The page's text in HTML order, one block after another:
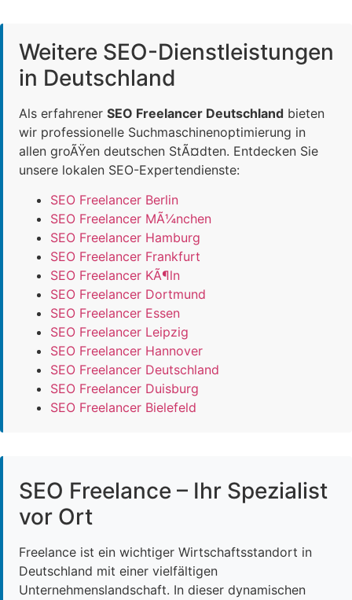
Weitere SEO-Dienstleistungen
in Deutschland
Als erfahrener SEO Freelancer Deutschland bieten
wir professionelle Suchmaschinenoptimierung in
allen groÃŸen deutschen StÃ¤dten. Entdecken Sie
unsere lokalen SEO-Expertendienste:
SEO Freelancer Berlin
SEO Freelancer MÃ¼nchen
SEO Freelancer Hamburg
SEO Freelancer Frankfurt
SEO Freelancer KÃ¶ln
SEO Freelancer Dortmund
SEO Freelancer Essen
SEO Freelancer Leipzig
SEO Freelancer Hannover
SEO Freelancer Deutschland
SEO Freelancer Duisburg
SEO Freelancer Bielefeld
SEO Freelance – Ihr Spezialist
vor Ort
Freelance ist ein wichtiger Wirtschaftsstandort in
Deutschland mit einer vielfältigen
Unternehmenslandschaft. In dieser dynamischen